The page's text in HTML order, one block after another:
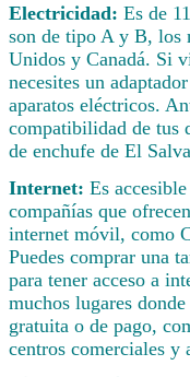
Electricidad: Es de
son de tipo A y B, los
Unidos y Canadá. Si
necesites un
aparatos eléctricos.
compatibilidad de tus
de enchufe de El
Internet: Es
compañías que
internet móvil, como
Puedes comprar una
para tener acceso a
muchos lugares
gratuita o de pago,
centros comerciales y